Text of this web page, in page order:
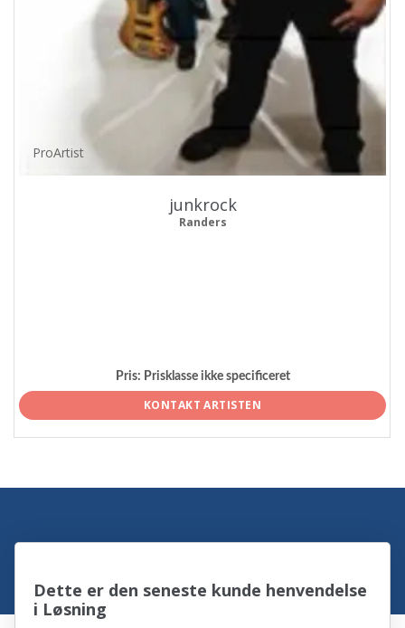
ProArtist
junkrock
Randers
Pris: Prisklasse ikke specificeret
KONTAKT ARTISTEN
Dette er den seneste kunde henvendelse
i Løsning